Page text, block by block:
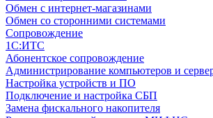
Обмен с интернет-магазинами
Обмен со сторонними системами
Сопровождение
1C:ИТС
Абонентское сопровождение
Администрирование компьютеров и
Настройка устройств и ПО
Подключение и настройка СБП
Замена фискального накопителя